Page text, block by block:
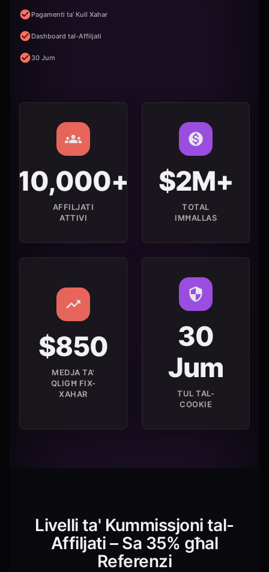
Pagamenti ta' Kull Xahar
Dashboard tal-Affiljati
30 Jum
10,000+
AFFILJATI
ATTIVI
$2M+
TOTAL
IMĦALLAS
$850
MEDJA TA'
QLIGĦ FIX-
XAHAR
30
Jum
TUL TAL-
COOKIE
Livelli ta' Kummissjoni tal-
Affiljati – Sa 35% għal
Referenzi